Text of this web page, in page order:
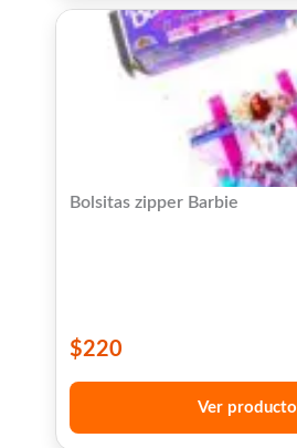
Bolsitas zipper Barbie
$220
Ver producto